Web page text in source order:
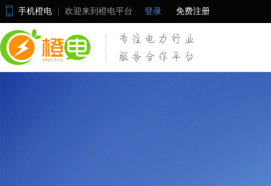
手机橙电 欢迎来到橙电平台 登录 免费注册